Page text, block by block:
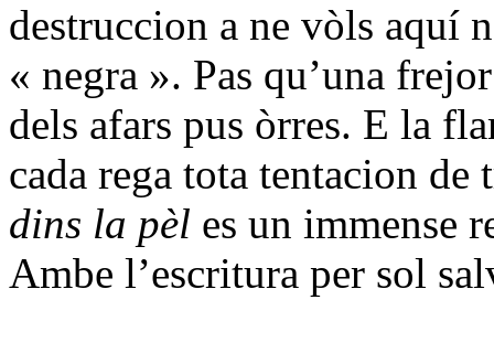
destruccion a ne vòls aquí
« negra ». Pas qu’una
dels afars pus òrres. E la
cada rega tota tentacion de
dins la pèl es un immense
Ambe l’escritura per sol